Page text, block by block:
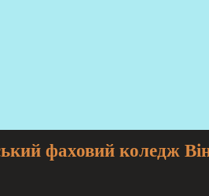
фаховий коледж